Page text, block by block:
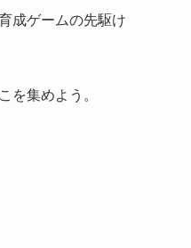
成ゲームの先駆け
を集めよう。